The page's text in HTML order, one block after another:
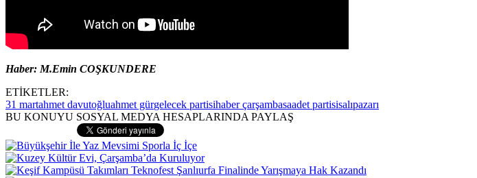
Haber: M.Emin COŞKUNDERE
ETİKETLER:
31 martahmet davutoğluahmet gürgelecek partisihaber çarşambasaadet partisisalıpazarı
BU KONUYU SOSYAL MEDYA HESAPLARINDA PAYLAŞ